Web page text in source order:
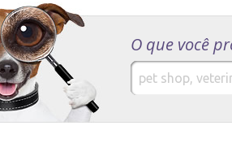
O que você